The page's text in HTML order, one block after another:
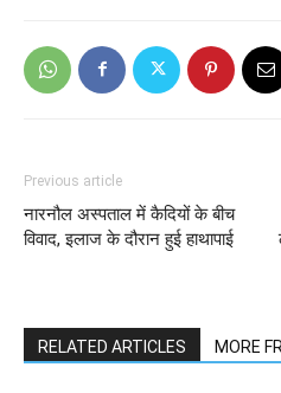
Previous article
नारनौल अस्पताल में कैदियों के बीच
विवाद, इलाज के दौरान हुई हाथापाई
RELATED ARTICLES MORE